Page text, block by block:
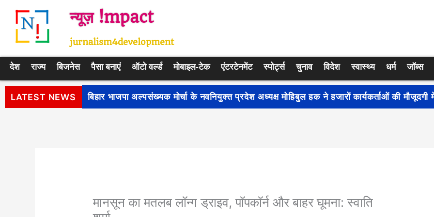
न्यूज़ !mpact
jurnalism4development
देश राज्य बिजनेस पैसा बनाएं ऑटो वर्ल्ड मोबाइल-टेक एंटरटेनमेंट स्पोर्ट्स चुनाव विदेश स्वास्थ्य धर्म जॉब्स
LATEST NEWS पीएम सूर्य घर: मुफ्त बिजली योजना के प्रति जागरूकता बढ़ाने के लिए देशभर में शुरू हुआ नुक्कड़ नाटक
मानसून का मतलब लॉन्ग ड्राइव, पॉपकॉर्न और बाहर घूमना: स्वाति